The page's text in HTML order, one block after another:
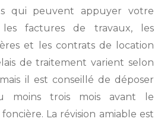
qui peuvent appuyer votre
les factures de travaux, les
et les contrats de location
de traitement varient selon
il est conseillé de déposer
moins trois mois avant le
La révision amiable est